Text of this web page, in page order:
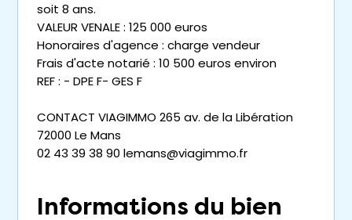
soit 8 ans.
VALEUR VENALE : 125 000 euros
Honoraires d'agence : charge vendeur
Frais d'acte notarié : 10 500 euros environ
REF : - DPE F- GES F
CONTACT VIAGIMMO 265 av. de la Libération
72000 Le Mans
02 43 39 38 90 lemans@viagimmo.fr
Informations du bien